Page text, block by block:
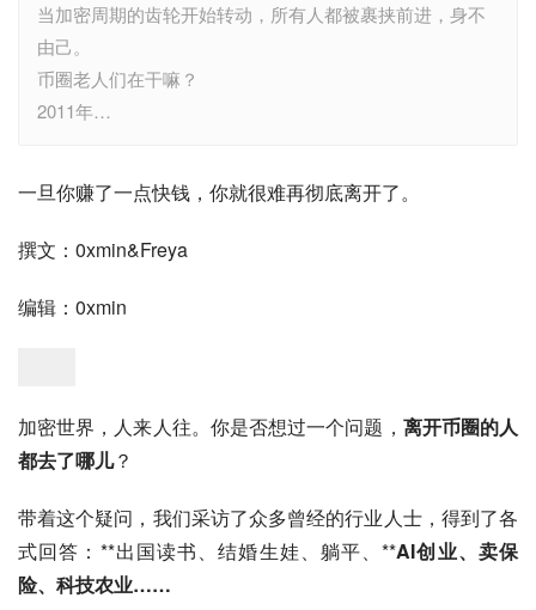
当加密周期的齿轮开始转动，所有人都被裹挟前进，身不
由己。
币圈老人们在干嘛？
2011年…
一旦你赚了一点快钱，你就很难再彻底离开了。
撰文：0xmin&Freya
编辑：0xmin
加密世界，人来人往。你是否想过一个问题， 离开币圈的人
都去了哪儿？
带着这个疑问，我们采访了众多曾经的行业人士，得到了各
式回答：**出国读书、结婚生娃、躺平、**AI创业、卖保
险、科技农业……